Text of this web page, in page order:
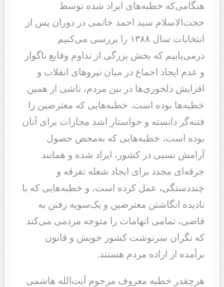
هنگامی‌که خطبه‌های ایراد شده توسط
حجت‌الاسلام سید احمد خاتمی در دوران پس از
انتخابات سال ۱۳۸۸ را بررسی می‌کنیم
درمی‌یابیم که بخش بزرگی از تداوم وقایع ناگوار
و عدم ایجاد اجماع در میان نیروهای انقلاب و
افزایش دلخوری‌ها در بین مردم، ناشی از همین
خطبه‌ها بوده است. خطبه‌هایی که معترضین را
فتنه‌گر دانسته و خواستار اشد مجازات برای آنان
بوده است، خطبه‌هایی که به‌محض حصول
آرامش نسبی در کشور، ایراد شده و همانند
جرقه‌ای مجدد برای ایجاد شعله تفرقه و
چنددستگی، عمل کرده است، و خطبه‌هایی که با
نادیده انگاشتن معترضین و یک‌سویه رفتن به
قاضی، تمامی اتهامات را متوجه مردمی می‌کند
که نگران سرنوشت کشور خویش و قانون
برآمده از اراده مردم هستند.
هرچقدر خطبه معروف مرحوم آیت‌الله هاشمی